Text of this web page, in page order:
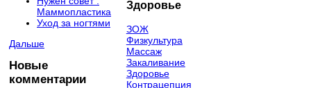
Маммопластика
Уход за ногтями
Дальше
Новые
комментарии
Здоровье
ЗОЖ
Физкультура
Массаж
Закаливание
Здоровье
Контрацепция